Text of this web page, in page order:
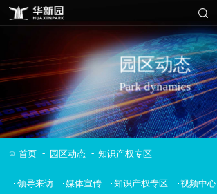
园区动态
Park dynamics
首页 - 园区动态 - 知识产权专区
领导来访 媒体宣传 知识产权专区 视频中心